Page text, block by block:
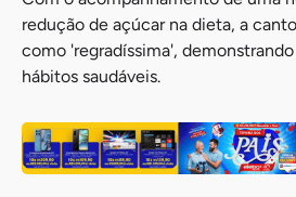
redução de açúcar na dieta, a
como 'regradíssima',
hábitos saudáveis.